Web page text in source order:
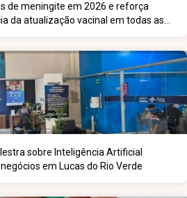
de meningite em 2026 e reforça
da atualização vacinal em todas as
sobre Inteligência Artificial
em Lucas do Rio Verde